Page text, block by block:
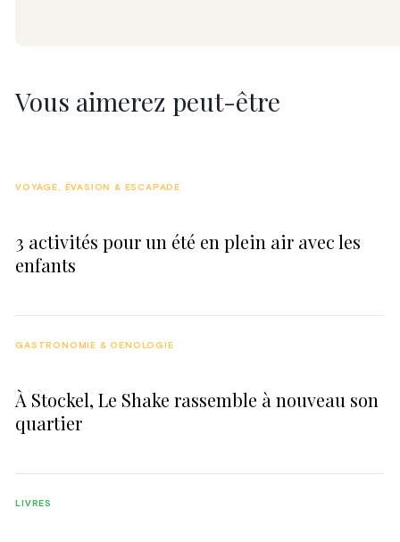
Vous aimerez peut-être
3 activités pour un été en plein air avec les
enfants
VOYAGE, ÉVASION & ESCAPADE
À Stockel, Le Shake rassemble à nouveau son
quartier
GASTRONOMIE & OENOLOGIE
LIVRES